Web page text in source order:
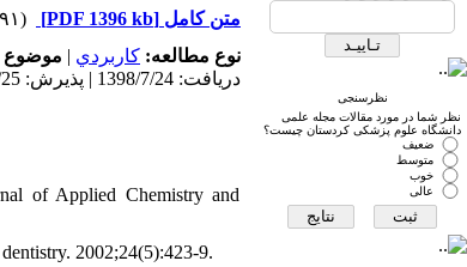
نظرسنجی
نظر شما در مورد مقالات مجله علمی
دانشگاه علوم پزشکی کردستان چیست؟
ضعیف
متوسط
خوب
عالی
متن کامل [PDF 1396 kb]
(۱۱۹۱ دریافت)
نوع مطالعه: كاربردي | موضوع
دریافت: 1398/7/24 | پذیرش: 1400/8/25 | انتشار: 1401/12/12
of Applied Chemistry and
2002;24(5):423-9.